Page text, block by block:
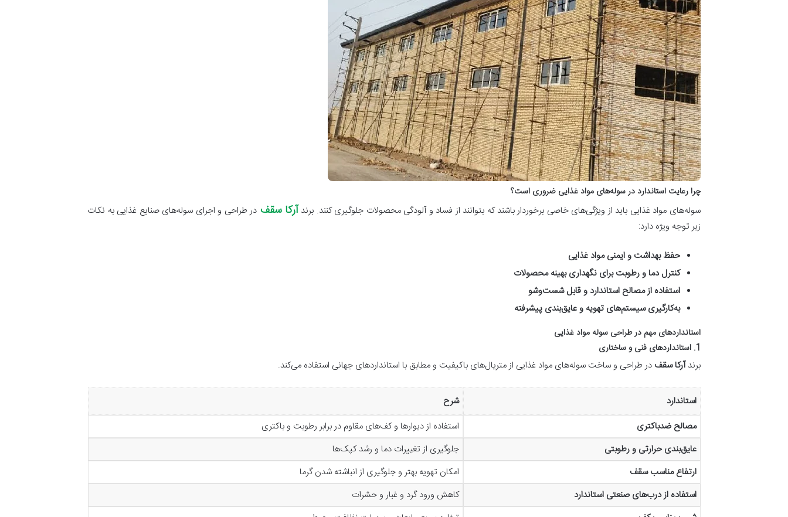
چرا رعایت استاندارد در سوله‌های مواد غذایی ضروری است؟
سوله‌های مواد غذایی باید از ویژگی‌های خاصی برخوردار باشند که بتوانند از فساد و آلودگی محصولات جلوگیری کنند. برندآرکا سقف در طراحی و اجرای سوله‌های صنایع غذایی به نکات
زیر توجه ویژه دارد:
حفظ بهداشت و ایمنی مواد غذایی
کنترل دما و رطوبت برای نگهداری بهینه محصولات
استفاده از مصالح استاندارد و قابل شست‌وشو
به‌کارگیری سیستم‌های تهویه و عایق‌بندی پیشرفته
استانداردهای مهم در طراحی سوله مواد غذایی
1. استانداردهای فنی و ساختاری
برندآرکا سقف در طراحی و ساخت سوله‌های مواد غذایی از متریال‌های باکیفیت و مطابق با استانداردهای جهانی استفاده می‌کند.
استاندارد
شرح
مصالح ضدباکتری
استفاده از دیوارها و کف‌های مقاوم در برابر رطوبت و باکتری
عایق‌بندی حرارتی و رطوبتی
جلوگیری از تغییرات دما و رشد کپک‌ها
ارتفاع مناسب سقف
امکان تهویه بهتر و جلوگیری از انباشته شدن گرما
استفاده از درب‌های صنعتی استاندارد
کاهش ورود گرد و غبار و حشرات